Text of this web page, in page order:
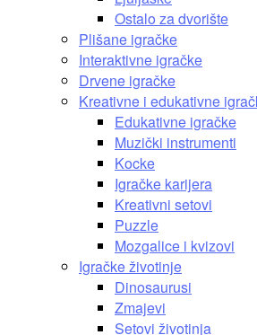
Ostalo za dvorište
Plišane igračke
Interaktivne igračke
Drvene igračke
Kreativne i edukativne
Edukativne igračke
Muzički instrumenti
Kocke
Igračke karijera
Kreativni setovi
Puzzle
Mozgalice i kvizovi
Igračke životinje
Dinosaurusi
Zmajevi
Setovi životinja